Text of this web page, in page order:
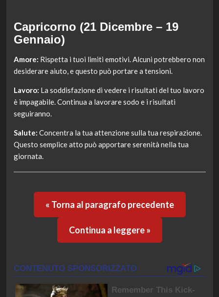
Capricorno (21 Dicembre – 19
Gennaio)
Amore: Rispetta i tuoi limiti emotivi. Alcuni potrebbero non
desiderare aiuto, e questo può portare a tensioni.
Lavoro: La soddisfazione di vedere i risultati del tuo lavoro
è impagabile. Continua a lavorare sodo e i risultati
seguiranno.
Salute: Concentra la tua attenzione sulla tua respirazione.
Questo semplice atto può apportare serenità nella tua
giornata.
« Torna al paragrafo precedente
Continua a leggere »